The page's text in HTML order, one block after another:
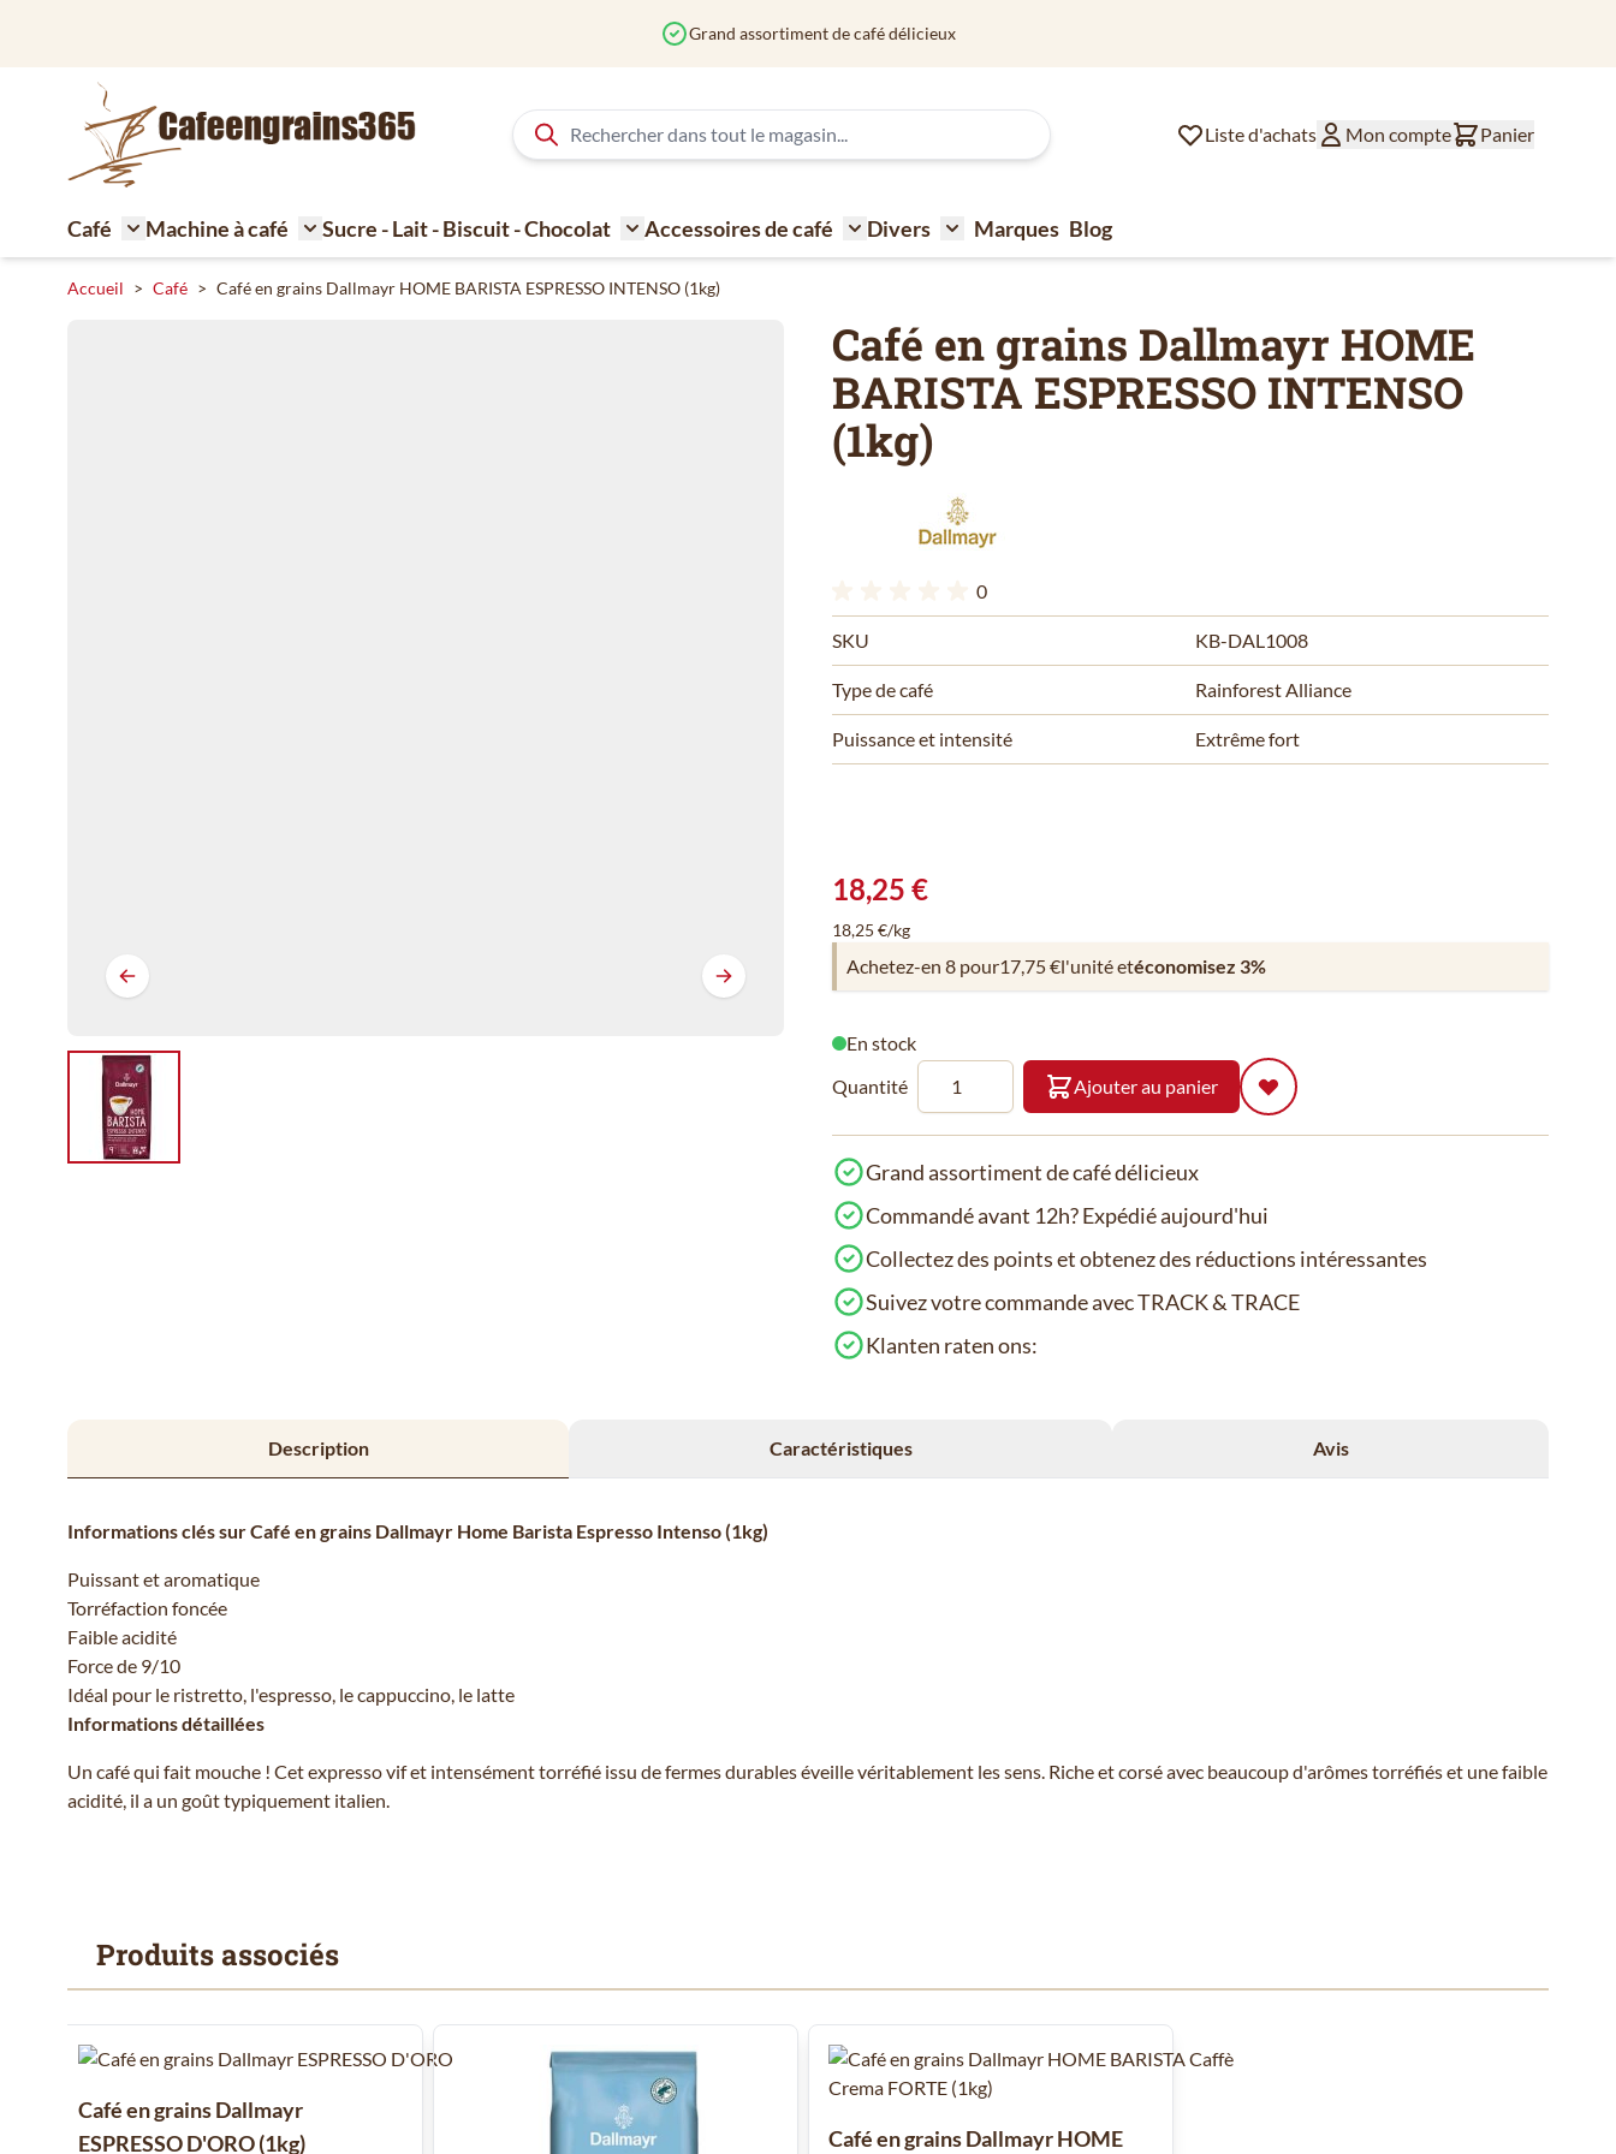
Liste d'achats Mon compte Panier
Café
Toggle submenu for Café
Machine à café
Toggle submenu for Machine à café
Sucre - Lait - Biscuit - Chocolat
Toggle submenu for Sucre - Lait - Biscuit - Chocolat
Accessoires de café
Toggle submenu for Accessoires de café
Divers
Toggle submenu for Divers
Marques Blog
Accueil > Café > Café en grains Dallmayr HOME BARISTA ESPRESSO INTENSO (1kg)
Café en grains Dallmayr HOME
BARISTA ESPRESSO INTENSO
(1kg)
0
SKU KB-DAL1008
Type de café Rainforest Alliance
Puissance et intensité Extrême fort
18,25 €
18,25 €/kg
Achetez-en 8 pour17,75 €l'unité etéconomisez 3%
En stock
Quantité
Ajouter au panier
Grand assortiment de café délicieux
Commandé avant 12h? Expédié aujourd'hui
Collectez des points et obtenez des réductions intéressantes
Suivez votre commande avec TRACK & TRACE
Klanten raten ons:
Description Caractéristiques Avis
Informations clés sur Café en grains Dallmayr Home Barista Espresso Intenso (1kg)
Puissant et aromatique
Torréfaction foncée
Faible acidité
Force de 9/10
Idéal pour le ristretto, l'espresso, le cappuccino, le latte
Informations détaillées
Un café qui fait mouche ! Cet expresso vif et intensément torréfié issu de fermes durables éveille véritablement les sens. Riche et corsé avec beaucoup d'arômes torréfiés et une faible
acidité, il a un goût typiquement italien.
Produits associés
Il est possible de naviguer entre les éléments du carrousel à l'aide de la touche de tabulation. Vous pouvez sauter le carrousel ou passer directement à la navigation dans le carrousel à l'aide
Cliquer pour passer le carrousel
Café en grains Dallmayr
ESPRESSO D'ORO (1kg)
Café en grains Dallmayr HOME